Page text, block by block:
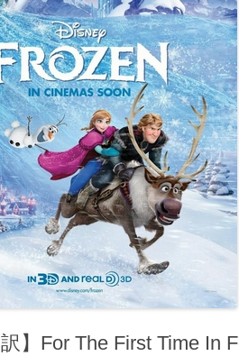
訳】For The First Time In